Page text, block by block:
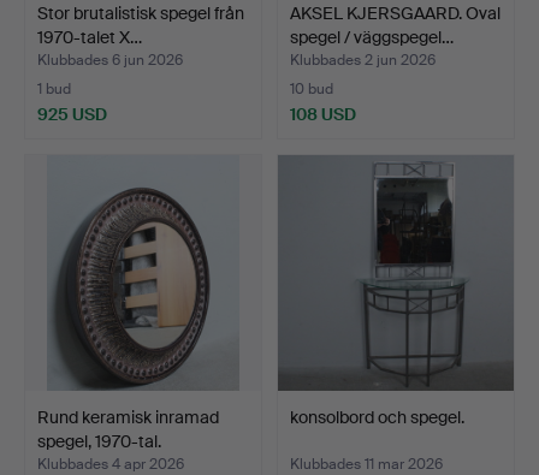
Stor brutalistisk spegel från
1970-talet X…
Klubbades 6 jun 2026
1 bud
925 USD
AKSEL KJERSGAARD. Oval
spegel / väggspegel…
Klubbades 2 jun 2026
10 bud
108 USD
Rund keramisk inramad
spegel, 1970-tal.
Klubbades 4 apr 2026
konsolbord och spegel.
Klubbades 11 mar 2026